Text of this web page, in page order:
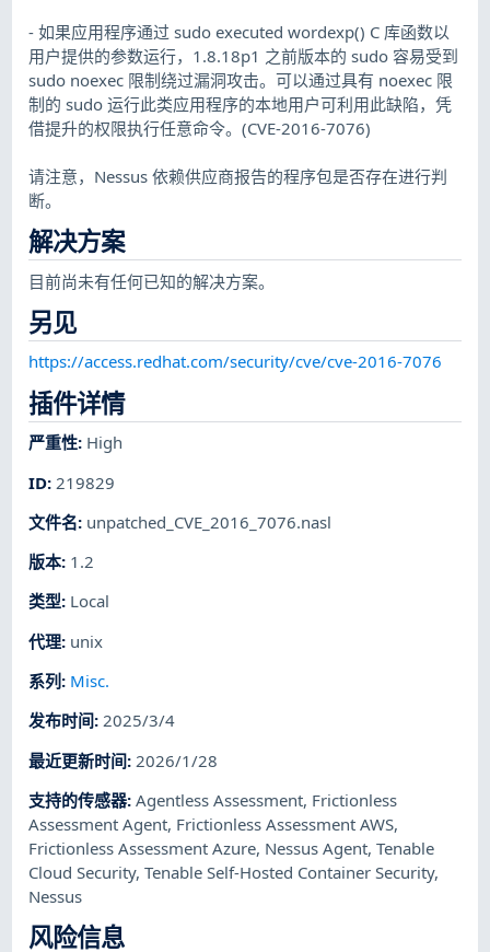
- 如果应用程序通过 sudo executed wordexp() C 库函数以
用户提供的参数运行，1.8.18p1 之前版本的 sudo 容易受到
sudo noexec 限制绕过漏洞攻击。可以通过具有 noexec 限
制的 sudo 运行此类应用程序的本地用户可利用此缺陷，凭
借提升的权限执行任意命令。(CVE-2016-7076)
请注意，Nessus 依赖供应商报告的程序包是否存在进行判
断。
解决方案
目前尚未有任何已知的解决方案。
另见
https://access.redhat.com/security/cve/cve-2016-7076
插件详情
严重性: High
ID: 219829
文件名: unpatched_CVE_2016_7076.nasl
版本: 1.2
类型: Local
代理: unix
系列 : Misc.
发布时间:2025/3/4
最近更新时间: 2026/1/28
支持的传感器:Agentless Assessment, Frictionless
Assessment Agent, Frictionless Assessment AWS,
Frictionless Assessment Azure, Nessus Agent,Tenable
Cloud Security,Tenable Self-Hosted Container Security,
Nessus
风险信息